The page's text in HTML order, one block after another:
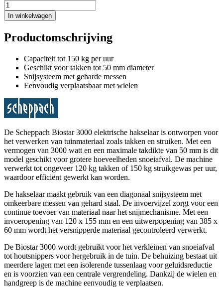
In winkelwagen
Productomschrijving
Capaciteit tot 150 kg per uur
Geschikt voor takken tot 50 mm diameter
Snijsysteem met geharde messen
Eenvoudig verplaatsbaar met wielen
De Scheppach Biostar 3000 elektrische hakselaar is ontworpen voor
het verwerken van tuinmateriaal zoals takken en struiken. Met een
vermogen van 3000 watt en een maximale takdikte van 50 mm is dit
model geschikt voor grotere hoeveelheden snoeiafval. De machine
verwerkt tot ongeveer 120 kg takken of 150 kg struikgewas per uur,
waardoor efficiënt gewerkt kan worden.
De hakselaar maakt gebruik van een diagonaal snijsysteem met
omkeerbare messen van gehard staal. De invoervijzel zorgt voor een
continue toevoer van materiaal naar het snijmechanisme. Met een
invoeropening van 120 x 155 mm en een uitwerpopening van 385 x
60 mm wordt het versnipperde materiaal gecontroleerd verwerkt.
De Biostar 3000 wordt gebruikt voor het verkleinen van snoeiafval
tot houtsnippers voor hergebruik in de tuin. De behuizing bestaat uit
meerdere lagen met een isolerende tussenlaag voor geluidsreductie
en is voorzien van een centrale vergrendeling. Dankzij de wielen en
handgreep is de machine eenvoudig te verplaatsen.